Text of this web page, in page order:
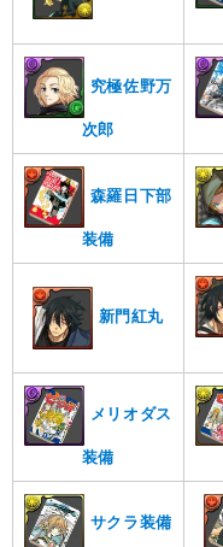
究極佐野万
次郎
森羅日下部
装備
新門紅丸
メリオダス
装備
サクラ装備